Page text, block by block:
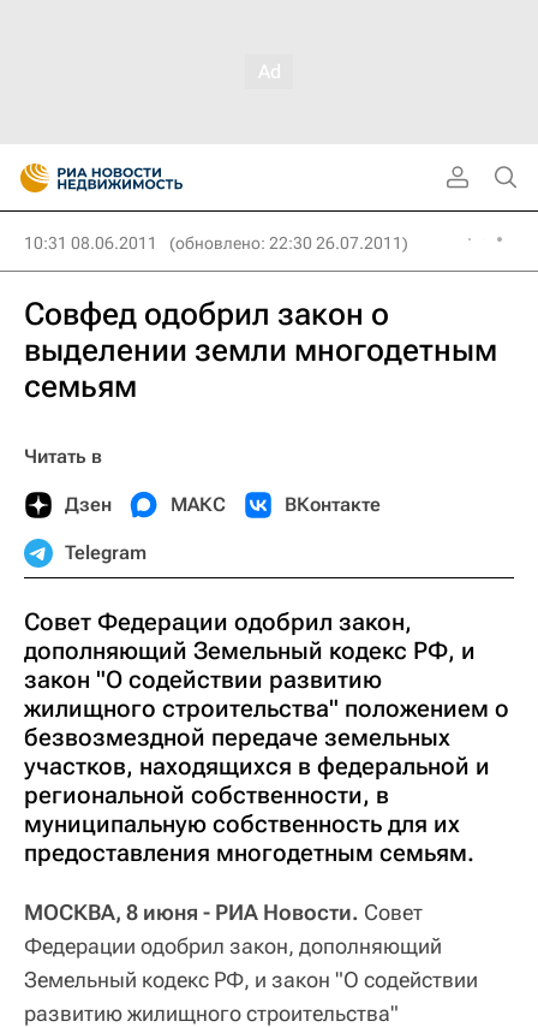
10:31 08.06.2011 (обновлено: 22:30 26.07.2011)
Совфед одобрил закон о
выделении земли многодетным
семьям
Читать в
Дзен МАКС ВКонтакте
Telegram
Совет Федерации одобрил закон,
дополняющий Земельный кодекс РФ, и
закон "О содействии развитию
жилищного строительства" положением о
безвозмездной передаче земельных
участков, находящихся в федеральной и
региональной собственности, в
муниципальную собственность для их
предоставления многодетным семьям.
МОСКВА, 8 июня - РИА Новости. Совет
Федерации одобрил закон, дополняющий
Земельный кодекс РФ, и закон "О содействии
развитию жилищного строительства"